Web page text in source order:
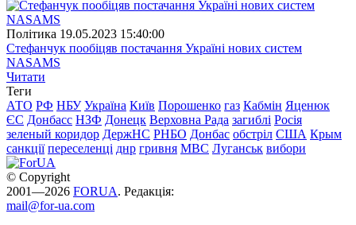
Полiтика 19.05.2023 15:40:00
Стефанчук пообіцяв постачання Україні нових систем
NASAMS
Читати
Теги
АТО РФ НБУ Україна Київ Порошенко газ Кабмін Яценюк
ЄС Донбасс НЗФ Донецк Верховна Рада загиблі Росія
зеленый коридор ДержНС РНБО Донбас обстріл США Крым
санкції переселенці днр гривня МВС Луганськ вибори
© Copyright
2001—2026 FORUA. Редакція:
mail@for-ua.com